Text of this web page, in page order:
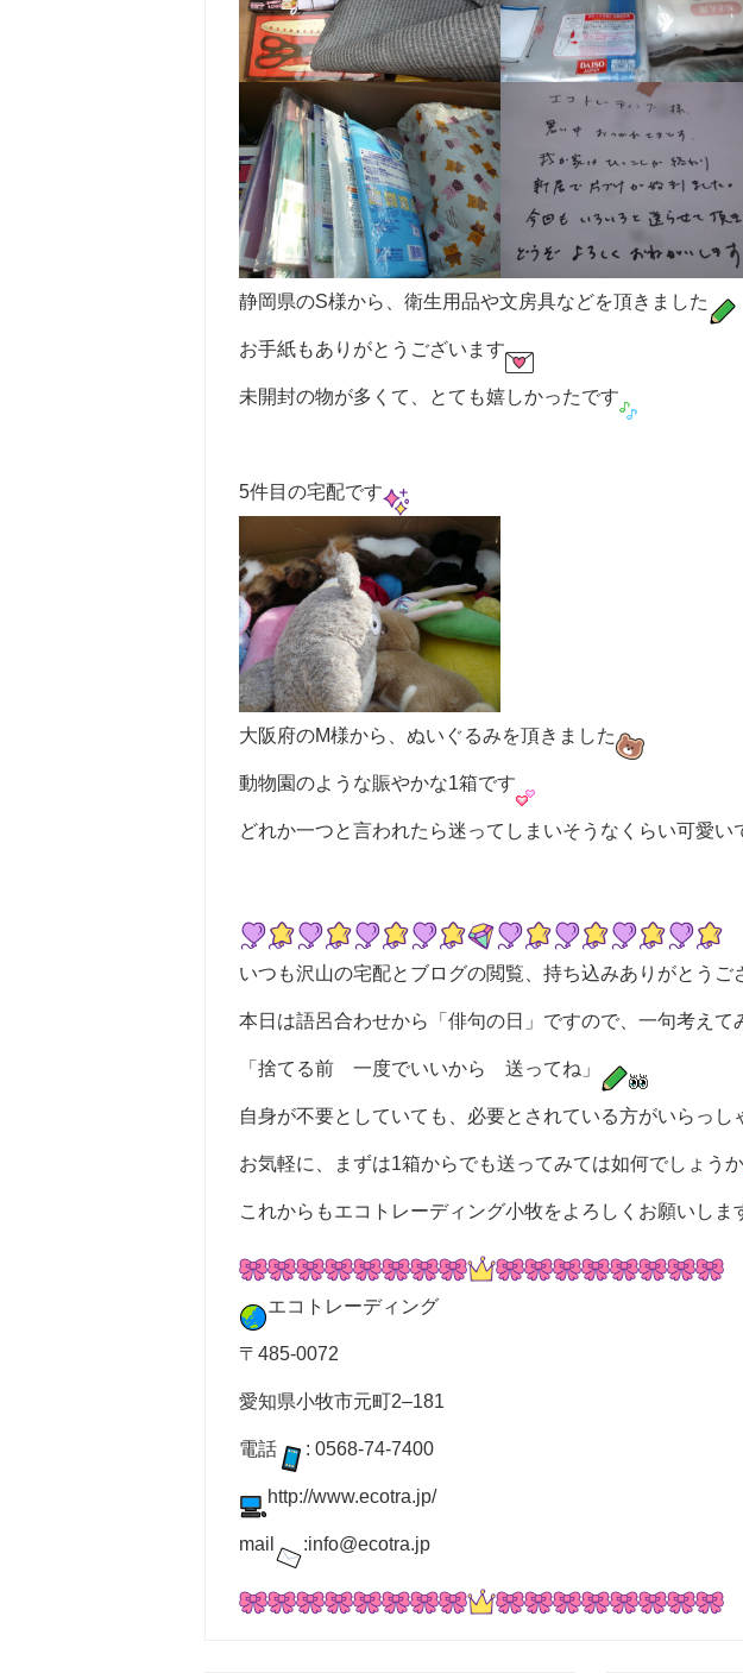
静岡県のS様から、衛生用品や文房具などを頂きました
お手紙もありがとうございます
未開封の物が多くて、とても嬉しかったです
5件目の宅配です
大阪府のM様から、ぬいぐるみを頂きました
動物園のような賑やかな1箱です
どれか一つと言われたら迷ってしまいそうなくらい可愛い
いつも沢山の宅配とブログの閲覧、持ち込みありがとうご
本日は語呂合わせから「俳句の日」ですので、一句考えて
「捨てる前 一度でいいから 送ってね」
自身が不要としていても、必要とされている方がいらっし
お気軽に、まずは1箱からでも送ってみては如何でしょうか
これからもエコトレーディング小牧をよろしくお願いしま
エコトレーディング
〒485-0072
愛知県小牧市元町2–181
電話 : 0568-74-7400
http://www.ecotra.jp/
mail :info@ecotra.jp